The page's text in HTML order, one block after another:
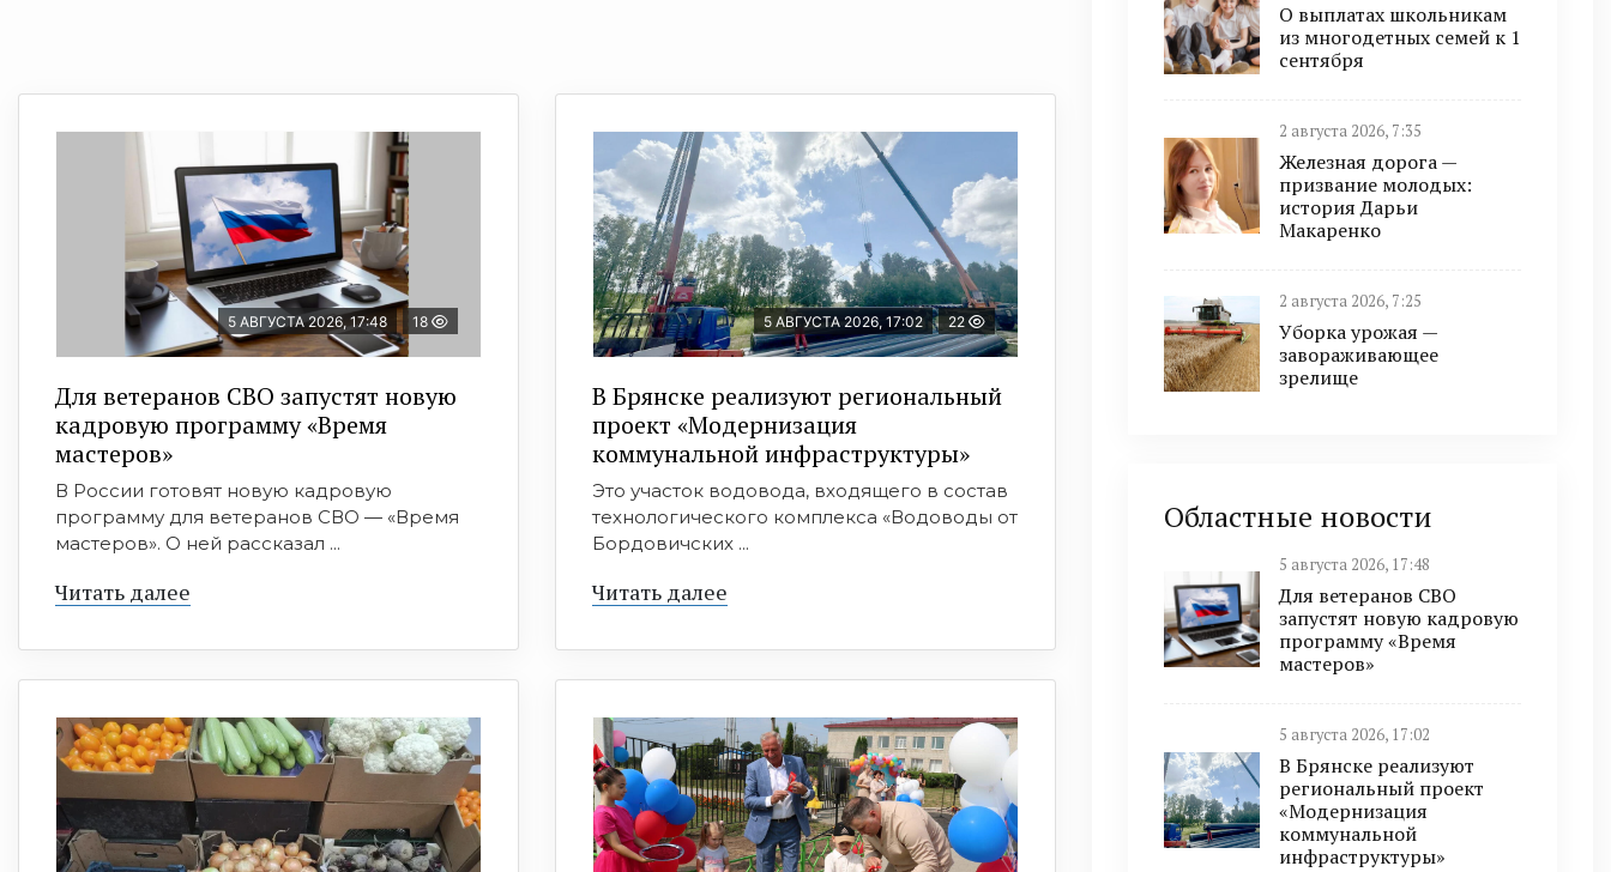
5 АВГУСТА 2026, 17:48 18
Для ветеранов СВО запустят новую
кадровую программу «Время
мастеров»
В России готовят новую кадровую
программу для ветеранов СВО — «Время
мастеров». О ней рассказал ...
Читать далее
5 АВГУСТА 2026, 17:02 22
В Брянске реализуют региональный
проект «Модернизация
коммунальной инфраструктуры»
Это участок водовода, входящего в состав
технологического комплекса «Водоводы от
Бордовичских ...
Читать далее
О выплатах школьникам
из многодетных семей к 1
сентября
2 августа 2026, 7:35
Железная дорога —
призвание молодых:
история Дарьи
Макаренко
2 августа 2026, 7:25
Уборка урожая —
завораживающее
зрелище
Областные новости
5 августа 2026, 17:48
Для ветеранов СВО
запустят новую кадровую
программу «Время
мастеров»
5 августа 2026, 17:02
В Брянске реализуют
региональный проект
«Модернизация
коммунальной
инфраструктуры»